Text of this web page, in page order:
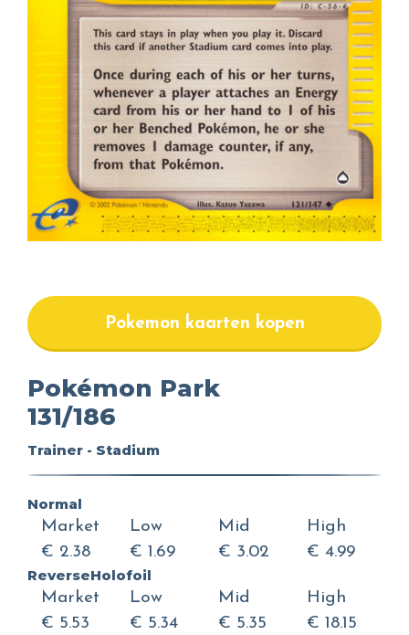
Pokemon kaarten kopen
Pokémon Park
131/186
Trainer - Stadium
Normal
Market
€ 2.38
Low
€ 1.69
Mid
€ 3.02
High
€ 4.99
ReverseHolofoil
Market
€ 5.53
Low
€ 5.34
Mid
€ 5.35
High
€ 18.15